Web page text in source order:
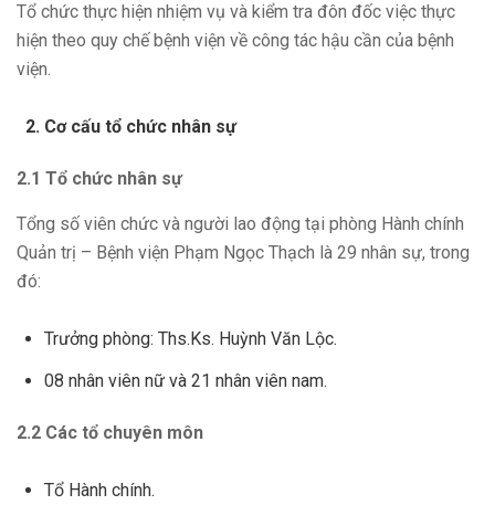
Tổ chức thực hiện nhiệm vụ và kiểm tra đôn đốc việc thực
hiện theo quy chế bệnh viện về công tác hậu cần của bệnh
viện.
Cơ cấu tổ chức nhân sự
2.1 Tổ chức nhân sự
Tổng số viên chức và người lao động tại phòng Hành chính
Quản trị – Bệnh viện Phạm Ngọc Thạch là 29 nhân sự, trong
đó:
Trưởng phòng: Ths.Ks. Huỳnh Văn Lộc.
08 nhân viên nữ và 21 nhân viên nam.
2.2 Các tổ chuyên môn
Tổ Hành chính.